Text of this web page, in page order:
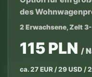
des
2 Erwachsene, Zelt
115 PLN /
ca. 27 EUR / 29 USD /